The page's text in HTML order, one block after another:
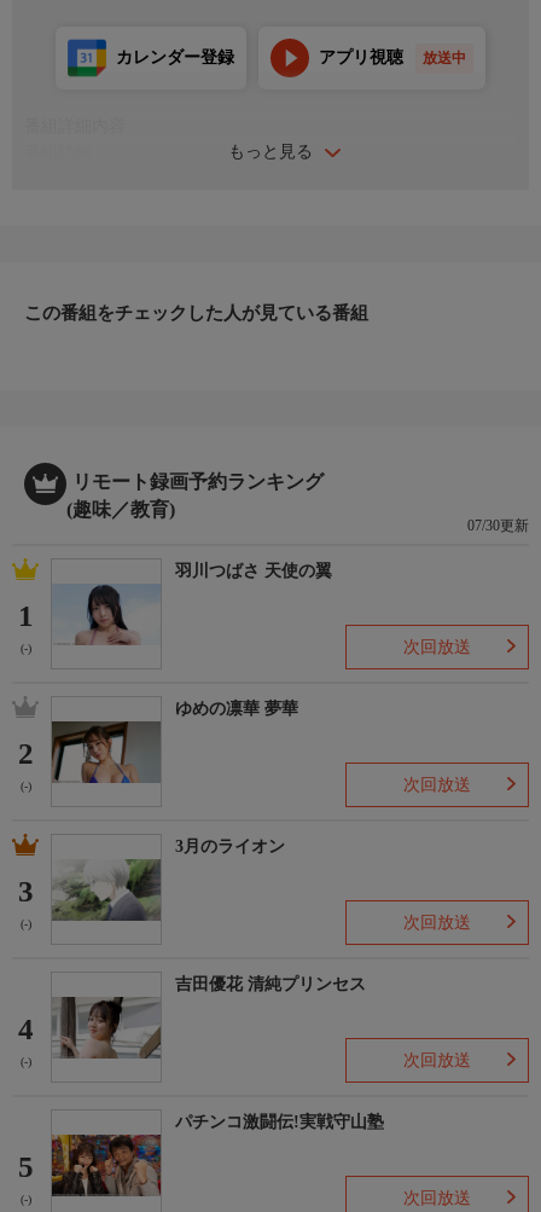
もっと見る
カレンダー登録 アプリ視聴 放送中
この番組をチェックした人が見ている番組
リモート録画予約ランキング
(趣味／教育)
07/30更新
1
(-)
羽川つばさ 天使の翼
次回放送
2
(-)
ゆめの凛華 夢華
次回放送
3
(-)
3月のライオン
次回放送
4
(-)
吉田優花 清純プリンセス
次回放送
5
(-)
パチンコ激闘伝!実戦守山塾
次回放送